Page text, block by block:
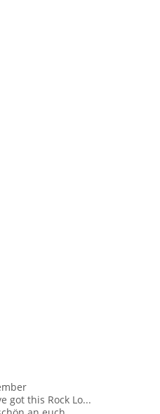
got this Rock Lo...